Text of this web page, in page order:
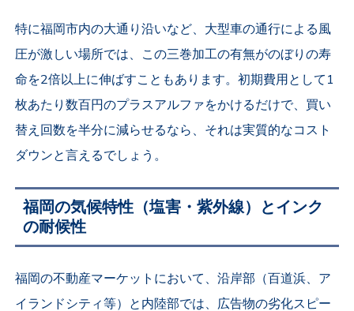
特に福岡市内の大通り沿いなど、大型車の通行による風
圧が激しい場所では、この三巻加工の有無がのぼりの寿
命を2倍以上に伸ばすこともあります。初期費用として1
枚あたり数百円のプラスアルファをかけるだけで、買い
替え回数を半分に減らせるなら、それは実質的なコスト
ダウンと言えるでしょう。
福岡の気候特性（塩害・紫外線）とインク
の耐候性
福岡の不動産マーケットにおいて、沿岸部（百道浜、ア
イランドシティ等）と内陸部では、広告物の劣化スピー